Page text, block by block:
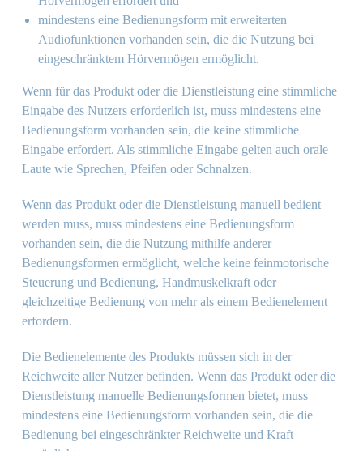
mindestens eine Bedienungsform mit erweiterten
Audiofunktionen vorhanden sein, die die Nutzung bei
eingeschränktem Hörvermögen ermöglicht.
Wenn für das Produkt oder die Dienstleistung eine stimmliche
Eingabe des Nutzers erforderlich ist, muss mindestens eine
Bedienungsform vorhanden sein, die keine stimmliche
Eingabe erfordert. Als stimmliche Eingabe gelten auch orale
Laute wie Sprechen, Pfeifen oder Schnalzen.
Wenn das Produkt oder die Dienstleistung manuell bedient
werden muss, muss mindestens eine Bedienungsform
vorhanden sein, die die Nutzung mithilfe anderer
Bedienungsformen ermöglicht, welche keine feinmotorische
Steuerung und Bedienung, Handmuskelkraft oder
gleichzeitige Bedienung von mehr als einem Bedienelement
erfordern.
Die Bedienelemente des Produkts müssen sich in der
Reichweite aller Nutzer befinden. Wenn das Produkt oder die
Dienstleistung manuelle Bedienungsformen bietet, muss
mindestens eine Bedienungsform vorhanden sein, die die
Bedienung bei eingeschränkter Reichweite und Kraft